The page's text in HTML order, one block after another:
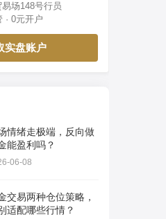
场148号行员
· 0元开户
实盘账户
情绪走极端，反向做
能盈利吗？
06-08
交易两种仓位策略，
适配哪些行情？